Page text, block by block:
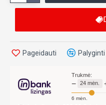
SWIFT kodas
Kėdutė parduodama su
naudojimui .
komplektuojama su
kūneliui ir galvytei.
Pageidauti Palyginti
Trukmė:
− 24 mėn.
6 mėn.